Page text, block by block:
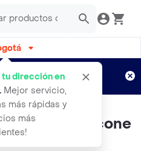
tu dirección en
. Mejor servicio,
más rápidas y
más
semanas
Aplican TyC
Platinum Silicone